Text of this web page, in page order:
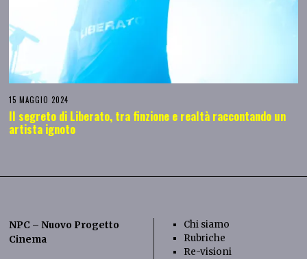
15 MAGGIO 2024
Il segreto di Liberato, tra finzione e realtà raccontando un
artista ignoto
NPC – Nuovo Progetto
Cinema
Chi siamo
Rubriche
Re-visioni